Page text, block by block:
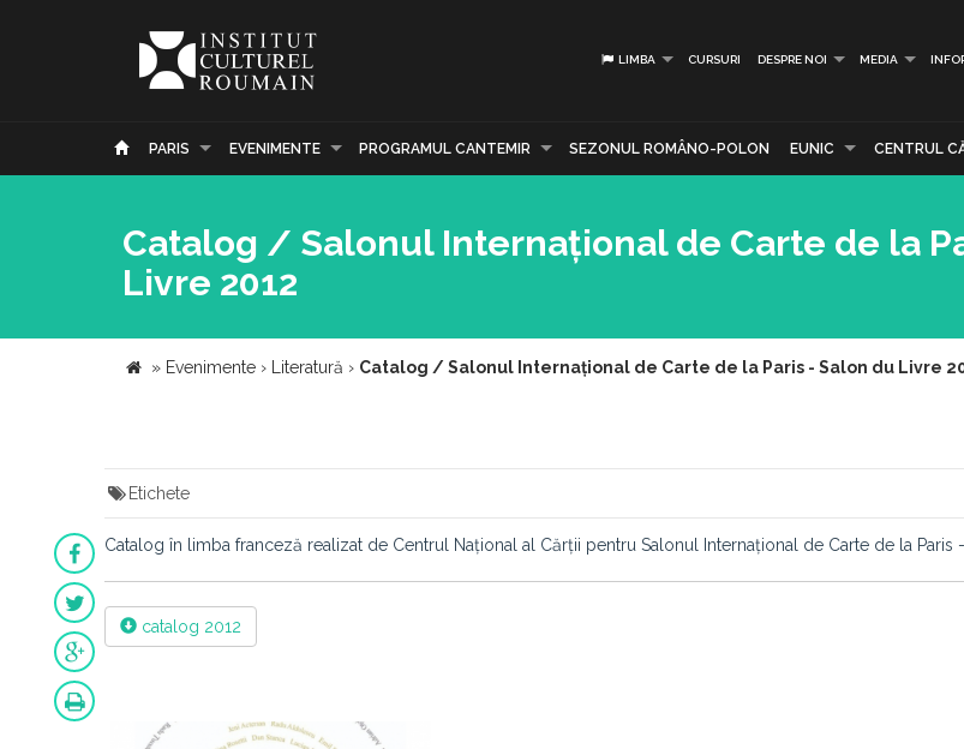
LIMBA CURSURI DESPRE NOI MEDIA
PARIS EVENIMENTE PROGRAMUL CANTEMIR SEZONUL ROMÂNO-POLON EUNIC CENTRUL
Catalog / Salonul Internațional de Carte de la
Livre 2012
» Evenimente › Literatură › Catalog / Salonul Internațional de Carte de la Paris - Salon du Livre
Etichete
Catalog în limba franceză realizat de Centrul Național al Cărții pentru Salonul Internațional de Carte de la Paris
catalog 2012